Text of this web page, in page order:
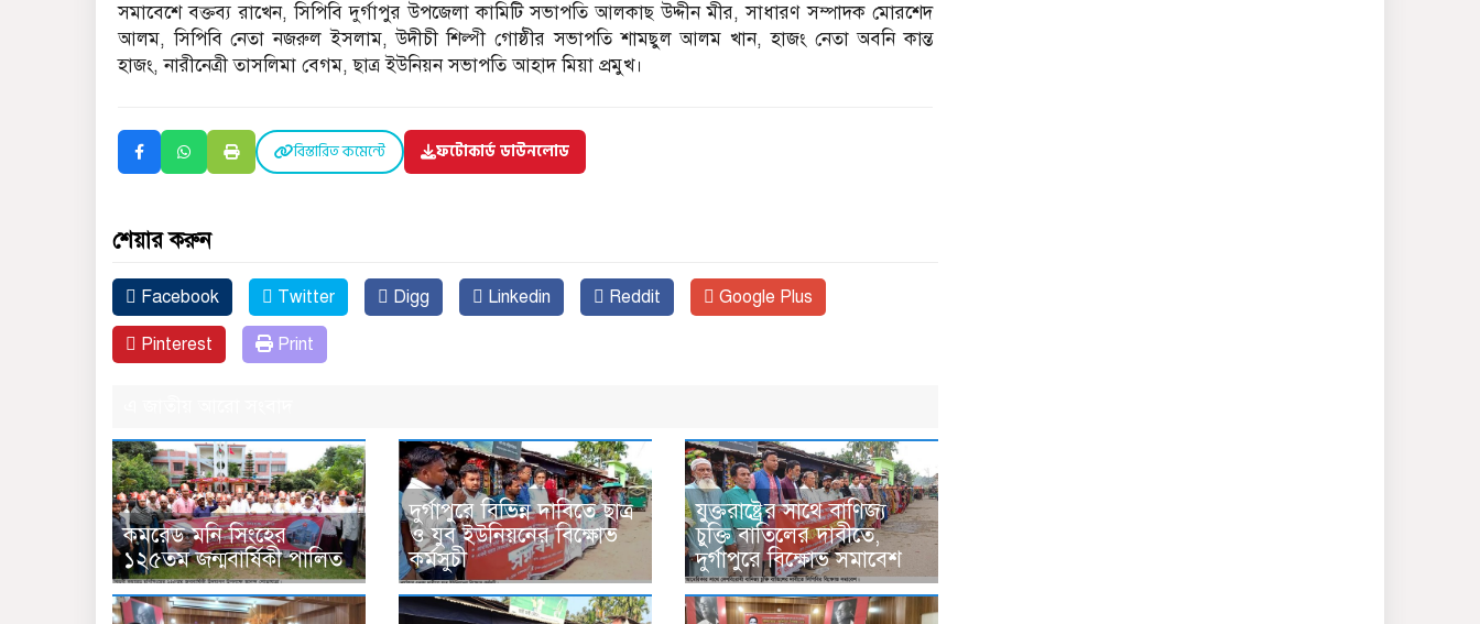
সমাবেশে বক্তব্য রাখেন, সিপিবি দুর্গাপুর উপজেলা কামিটি সভাপতি আলকাছ উদ্দীন মীর, সাধারণ সম্পাদক মোরশেদ
আলম, সিপিবি নেতা নজরুল ইসলাম, উদীচী শিল্পী গোষ্ঠীর সভাপতি শামছুল আলম খান, হাজং নেতা অবনি কান্ত
হাজং, নারীনেত্রী তাসলিমা বেগম, ছাত্র ইউনিয়ন সভাপতি আহাদ মিয়া প্রমুখ।
বিস্তারিত কমেন্টে ফটোকার্ড ডাউনলোড
শেয়ার করুন
Facebook Twitter Digg Linkedin Reddit Google Plus
Pinterest Print
কমরেড মনি সিংহের
১২৫তম জন্মবার্ষিকী পালিত
দুর্গাপুরে বিভিন্ন দাবিতে ছাত্র
ও যুব ইউনিয়নের বিক্ষোভ
কর্মসুচী
যুক্তরাষ্ট্রের সাথে বাণিজ্য
চুক্তি বাতিলের দাবীতে,
দুর্গাপুরে বিক্ষোভ সমাবেশ